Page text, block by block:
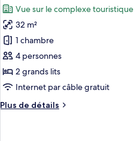
Tower,
Extended
Lanai)
très
grand
lit,
véranda
Tower,
Extended
photos
pour
ce
type
de
chambre :
Premium,
Vue sur le complexe touristique
32 m²
1 chambre
4 personnes
2 grands lits
Internet par câble gratuit
Plus de détails
Plus